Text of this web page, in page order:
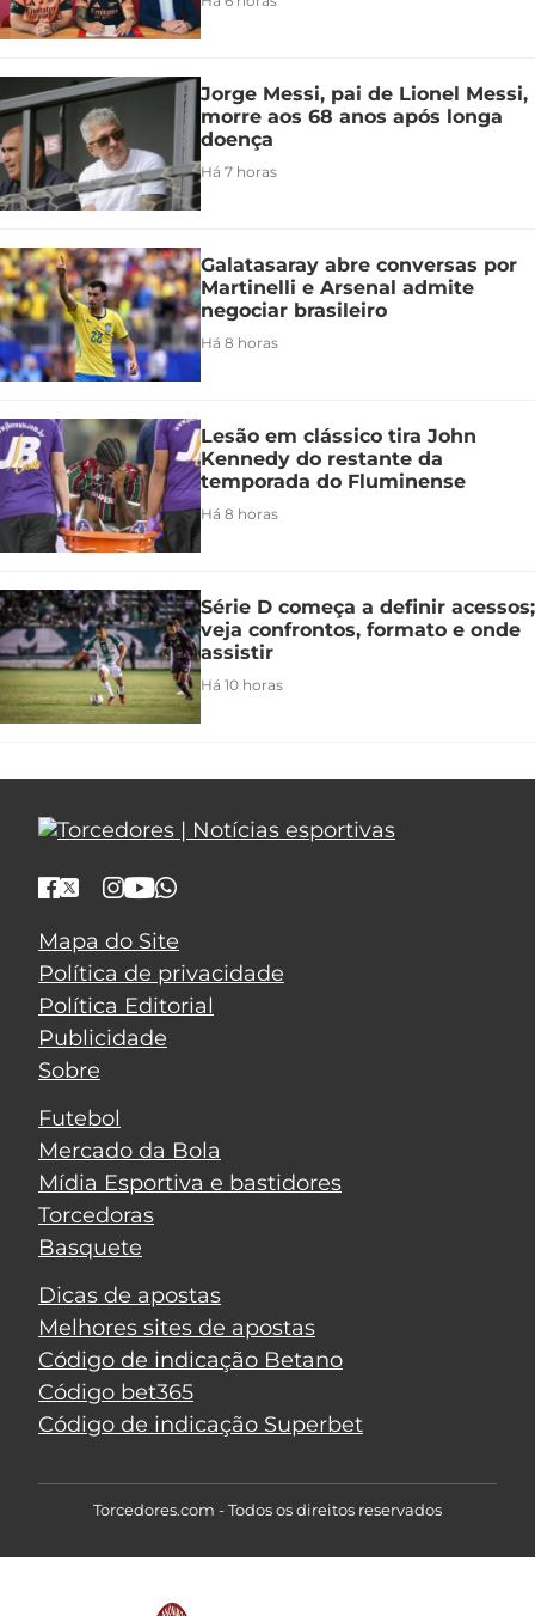
Jorge Messi, pai de Lionel Messi,
morre aos 68 anos após longa
doença
Há 7 horas
Galatasaray abre conversas por
Martinelli e Arsenal admite
negociar brasileiro
Há 8 horas
Lesão em clássico tira John
Kennedy do restante da
temporada do Fluminense
Há 8 horas
Série D começa a definir acessos;
veja confrontos, formato e onde
assistir
Há 10 horas
Mapa do Site
Política de privacidade
Política Editorial
Publicidade
Sobre
Futebol
Mercado da Bola
Mídia Esportiva e bastidores
Torcedoras
Basquete
Dicas de apostas
Melhores sites de apostas
Código de indicação Betano
Código bet365
Código de indicação Superbet
Torcedores.com - Todos os direitos reservados